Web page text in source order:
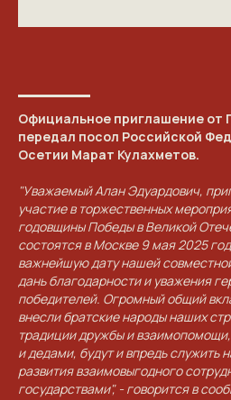
Официальное приглашение от
передал посол Российской
Осетии Марат Кулахметов.
"Уважаемый Алан Эдуардович,
участие в торжественных
годовщины Победы в Великой
состоятся в Москве 9 мая 2025
важнейшую дату нашей
дань благодарности и уважения
победителей. Огромный общий
внесли братские народы наших
традиции дружбы и
и дедами, будут и впредь служить
развития взаимовыгодного
государствами", - говорится в
ПРИГЛАШАЕМ ВАС
ПРИНЯТЬ
ПРОЕКТЕ
VICTORYDAY80.RU